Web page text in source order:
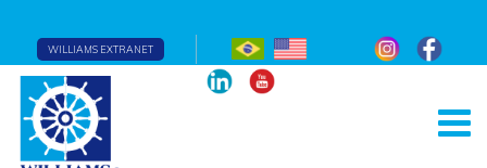
WILLIAMS EXTRANET